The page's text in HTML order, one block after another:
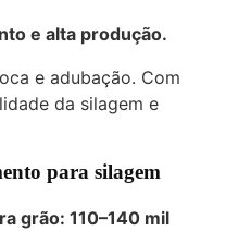
e alta produção.
e adubação. Com
da silagem e
para silagem
grão: 110–140 mil